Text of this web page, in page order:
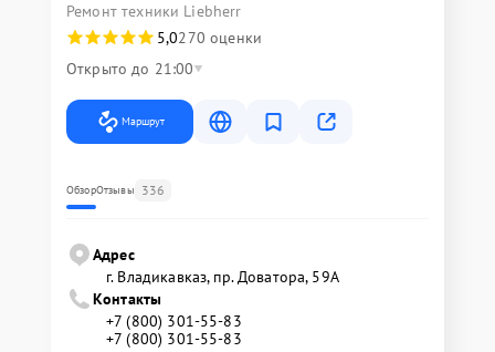
Ремонт техники Liebherr
5,0270 оценки
Открыто до 21:00
Маршрут
ОбзорОтзывы 336
Адрес
г. Владикавказ, пр. Доватора, 59А
Контакты
+7 (800) 301-55-83
+7 (800) 301-55-83